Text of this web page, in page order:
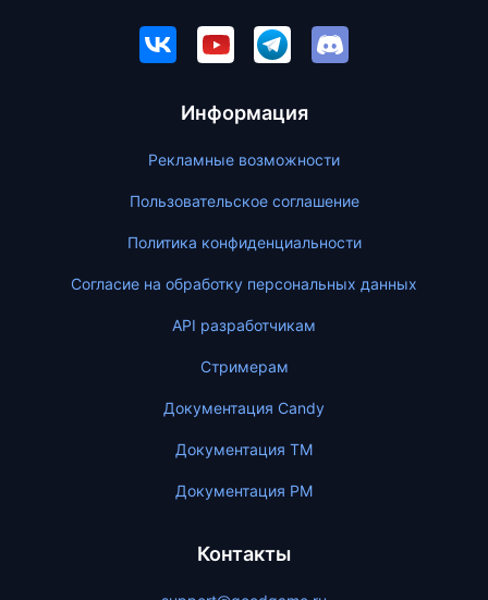
Информация
Рекламные возможности
Пользовательское соглашение
Политика конфиденциальности
Согласие на обработку персональных данных
API разработчикам
Стримерам
Документация Candy
Документация ТМ
Документация PM
Контакты